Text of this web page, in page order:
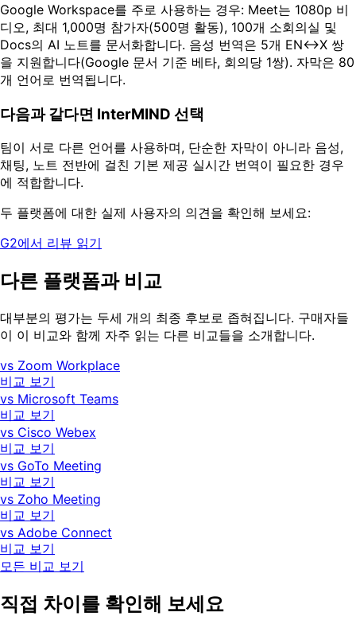
Google Workspace를 주로 사용하는 경우: Meet는 1080p 비
디오, 최대 1,000명 참가자(500명 활동), 100개 소회의실 및
Docs의 AI 노트를 문서화합니다. 음성 번역은 5개 EN↔X 쌍
을 지원합니다(Google 문서 기준 베타, 회의당 1쌍). 자막은 80
개 언어로 번역됩니다.
다음과 같다면 InterMIND 선택
팀이 서로 다른 언어를 사용하며, 단순한 자막이 아니라 음성,
채팅, 노트 전반에 걸친 기본 제공 실시간 번역이 필요한 경우
에 적합합니다.
두 플랫폼에 대한 실제 사용자의 의견을 확인해 보세요:
G2에서 리뷰 읽기
다른 플랫폼과 비교
대부분의 평가는 두세 개의 최종 후보로 좁혀집니다. 구매자들
이 이 비교와 함께 자주 읽는 다른 비교들을 소개합니다.
vs Zoom Workplace
비교 보기
vs Microsoft Teams
비교 보기
vs Cisco Webex
비교 보기
vs GoTo Meeting
비교 보기
vs Zoho Meeting
비교 보기
vs Adobe Connect
비교 보기
모든 비교 보기
직접 차이를 확인해 보세요